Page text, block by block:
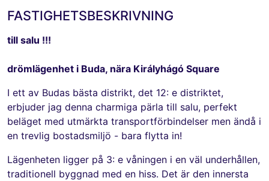
FASTIGHETSBESKRIVNING
till salu !!!
drömlägenhet i Buda, nära Királyhágó Square
I ett av Budas bästa distrikt, det 12: e distriktet,
erbjuder jag denna charmiga pärla till salu, perfekt
beläget med utmärkta transportförbindelser men ändå i
en trevlig bostadsmiljö - bara flytta in!
Lägenheten ligger på 3: e våningen i en väl underhållen,
traditionell byggnad med en hiss. Det är den innersta